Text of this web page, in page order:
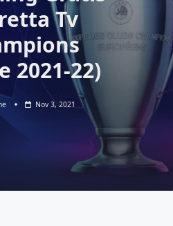
Tv
2021-22)
Nov 3, 2021